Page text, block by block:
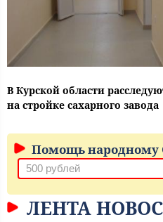
В Курской области
на стройке сахарного завода
Помощь
ЛЕНТА